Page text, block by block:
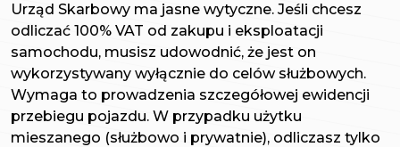
Urząd Skarbowy ma jasne wytyczne. Jeśli chcesz
odliczać 100% VAT od zakupu i eksploatacji
samochodu, musisz udowodnić, że jest on
wykorzystywany wyłącznie do celów służbowych.
Wymaga to prowadzenia szczegółowej ewidencji
przebiegu pojazdu. W przypadku użytku
mieszanego (służbowo i prywatnie), odliczasz tylko